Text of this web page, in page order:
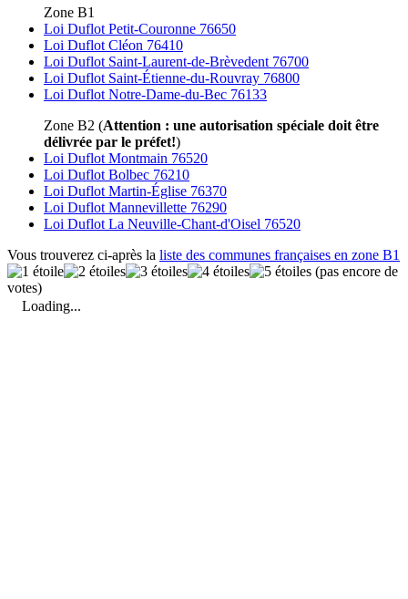
Zone B1
Loi Duflot Petit-Couronne 76650
Loi Duflot Cléon 76410
Loi Duflot Saint-Laurent-de-Brèvedent 76700
Loi Duflot Saint-Étienne-du-Rouvray 76800
Loi Duflot Notre-Dame-du-Bec 76133
Zone B2 (Attention : une autorisation spéciale doit être
délivrée par le préfet!)
Loi Duflot Montmain 76520
Loi Duflot Bolbec 76210
Loi Duflot Martin-Église 76370
Loi Duflot Mannevillette 76290
Loi Duflot La Neuville-Chant-d'Oisel 76520
Vous trouverez ci-après la liste des communes françaises en zone B1
(pas encore de
votes)
Loading...